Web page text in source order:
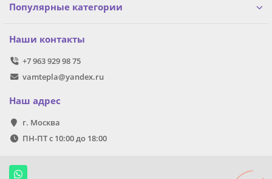
Популярные категории
Наши контакты
+7 963 929 98 75
vamtepla@yandex.ru
Наш адрес
г. Москва
ПН-ПТ с 10:00 до 18:00